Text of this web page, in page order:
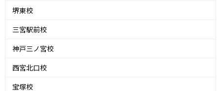
堺東校
三宮駅前校
神戸三ノ宮校
西宮北口校
宝塚校